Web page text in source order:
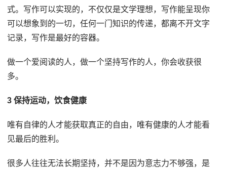
式。写作可以实现的，不仅仅是文学理想，写作能呈现你
可以想象到的一切，任何一门知识的传递，都离不开文字
记录，写作是最好的容器。
做一个爱阅读的人，做一个坚持写作的人，你会收获很
多。
3 保持运动，饮食健康
唯有自律的人才能获取真正的自由，唯有健康的人才能看
见最后的胜利。
很多人往往无法长期坚持，并不是因为意志力不够强，是